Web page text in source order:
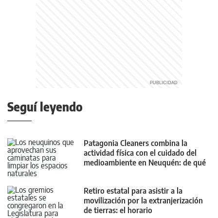
Seguí leyendo
Patagonia Cleaners combina la
actividad física con el cuidado del
medioambiente en Neuquén: de qué
Retiro estatal para asistir a la
movilización por la extranjerización
de tierras: el horario